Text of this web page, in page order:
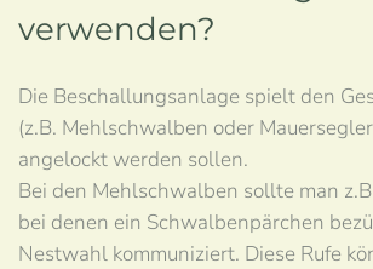
verwenden?
Die Beschallungsanlage spielt den
(z.B. Mehlschwalben oder
angelockt werden sollen.
Bei den Mehlschwalben sollte man
bei denen ein Schwalbenpärchen
Nestwahl kommuniziert. Diese Rufe